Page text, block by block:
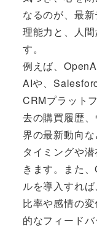
なるのが、最
理能力と、人
す。
例えば、
AIや、
CRMプラット
去の購買履歴
界の最新動向
タイミングや
きます。また
ルを導入すれ
比率や感情の
的なフィードバ